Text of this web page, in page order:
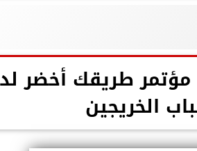
طريقك أخضر
الخريجين